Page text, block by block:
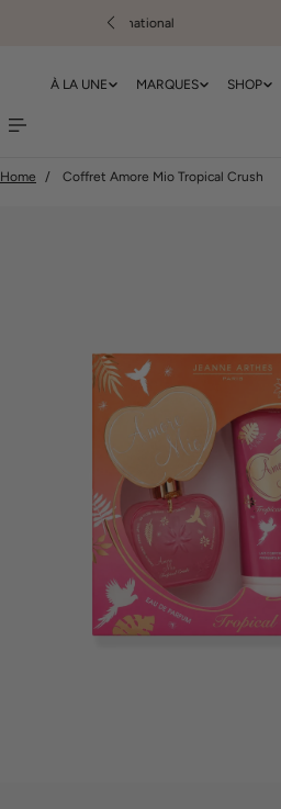
À LA UNE MARQUES SHOP
Home Coffret Amore Mio Tropical Crush